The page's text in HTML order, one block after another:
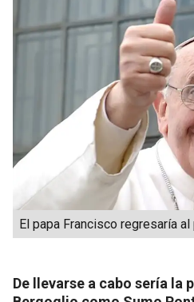
El papa Francisco regresaría
De llevarse a cabo sería la